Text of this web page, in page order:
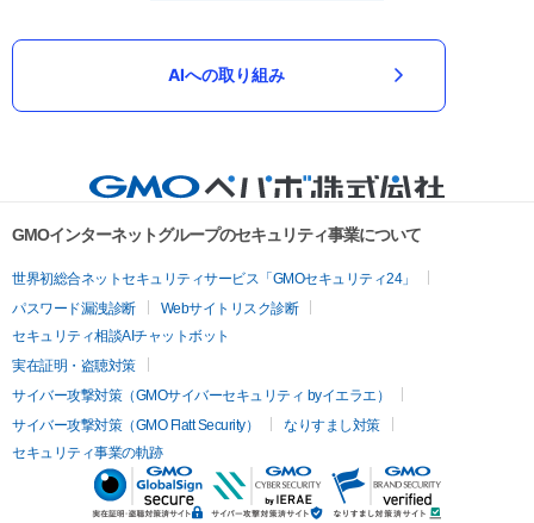
AIへの取り組み
GMOインターネットグループのセキュリティ事業について
世界初総合ネットセキュリティサービス「GMOセキュリティ24」
パスワード漏洩診断
Webサイトリスク診断
セキュリティ相談AIチャットボット
実在証明・盗聴対策
サイバー攻撃対策（GMOサイバーセキュリティ byイエラエ）
サイバー攻撃対策（GMO Flatt Security）
なりすまし対策
セキュリティ事業の軌跡